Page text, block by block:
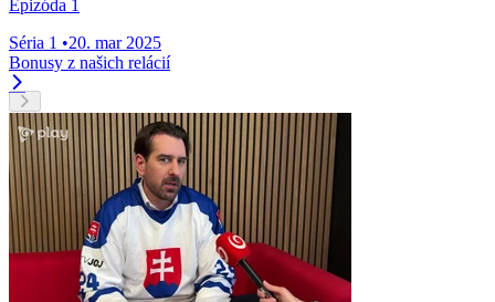
Epizóda 1
Séria 1 •20. mar 2025
Bonusy z našich relácií